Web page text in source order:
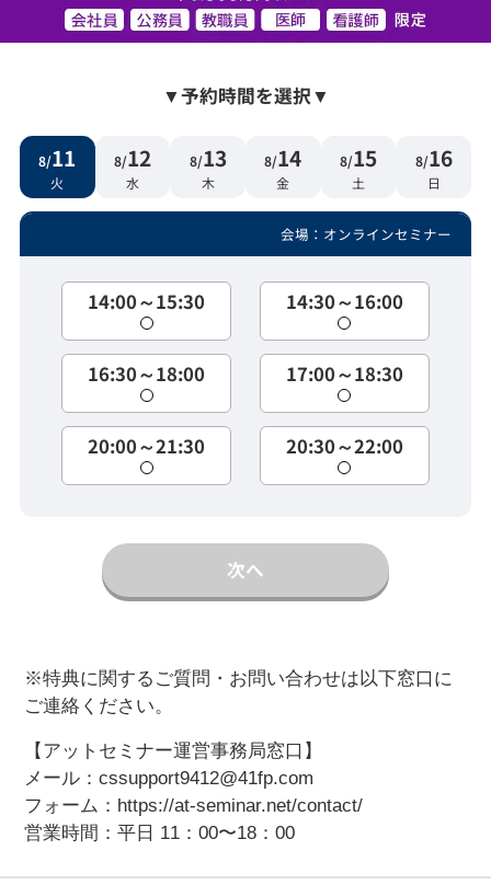
▼予約時間を選択▼
8/11
火
8/12
水
8/13
木
8/14
金
8/15
土
8/16
日
会場：オンラインセミナー
14:00～15:30 14:30～16:00
16:30～18:00 17:00～18:30
20:00～21:30 20:30～22:00
次へ
※特典に関するご質問・お問い合わせは以下窓口に
ご連絡ください。
【アットセミナー運営事務局窓口】
メール：cssupport9412@41fp.com
フォーム： https://at-seminar.net/contact/
営業時間：平日 11：00〜18：00